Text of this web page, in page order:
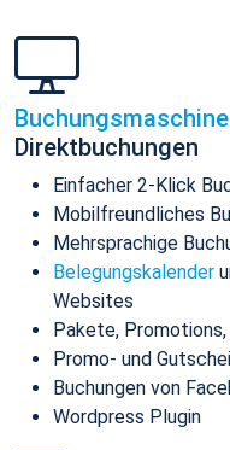
Buchungsmaschine
Direktbuchungen
Einfacher 2-Klick
Mobilfreundliches
Mehrsprachige
Belegungskalender
Websites
Pakete, Promotions,
Promo- und
Buchungen von
Wordpress Plugin